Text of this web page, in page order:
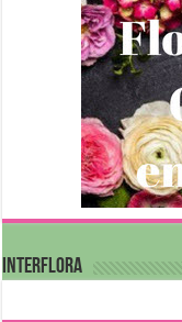
INTERFLORA